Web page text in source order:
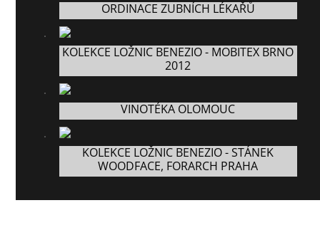
ORDINACE ZUBNÍCH LÉKAŘŮ
KOLEKCE LOŽNIC BENEZIO - MOBITEX BRNO
2012
VINOTÉKA OLOMOUC
KOLEKCE LOŽNIC BENEZIO - STÁNEK
WOODFACE, FORARCH PRAHA